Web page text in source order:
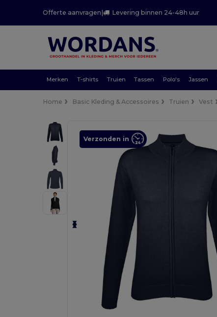
Offerte aanvragen | Levering binnen 24-48h uur
Merken T-shirts Truien Tassen Polo's Jassen
Home Basic Kleding & Accessoires Truien Vest
Verzonden in